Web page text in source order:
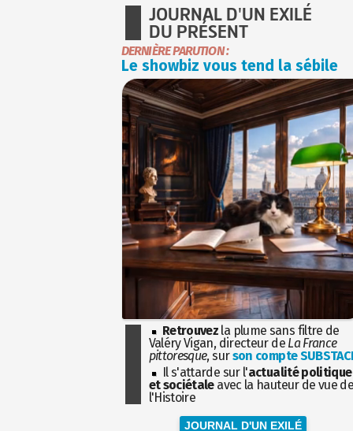
JOURNAL D'UN EXILÉ
DU PRÉSENT
DERNIÈRE PARUTION :
Le showbiz vous tend la sébile
Retrouvez la plume sans filtre de
Valéry Vigan, directeur de La France
pittoresque, surson compte
Il s'attarde sur l'actualité politique
et sociétaleavec la hauteur de vue
l'Histoire
JOURNAL D'UN EXILÉ